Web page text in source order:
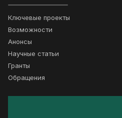
Ключевые проекты
Возможности
Анонсы
Научные статьи
Гранты
Обращения